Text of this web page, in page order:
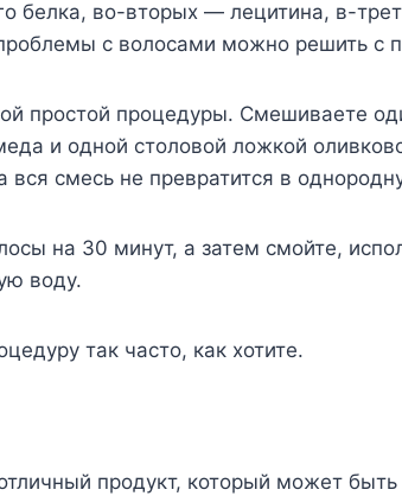
белка, во-вторых — лецитина, в-
проблемы с волосами можно решить с
простой процедуры. Смешиваете
и одной столовой ложкой
вся смесь не превратится в
на 30 минут, а затем смойте,
воду.
так часто, как хотите.
продукт, который может быть